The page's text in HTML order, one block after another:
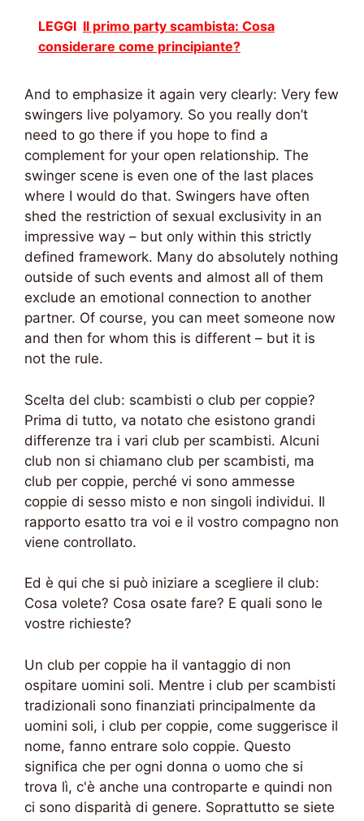
LEGGI Il primo party scambista: Cosa
considerare come principiante?
And to emphasize it again very clearly: Very few
swingers live polyamory. So you really don’t
need to go there if you hope to find a
complement for your open relationship. The
swinger scene is even one of the last places
where I would do that. Swingers have often
shed the restriction of sexual exclusivity in an
impressive way – but only within this strictly
defined framework. Many do absolutely nothing
outside of such events and almost all of them
exclude an emotional connection to another
partner. Of course, you can meet someone now
and then for whom this is different – but it is
not the rule.
Scelta del club: scambisti o club per coppie?
Prima di tutto, va notato che esistono grandi
differenze tra i vari club per scambisti. Alcuni
club non si chiamano club per scambisti, ma
club per coppie, perché vi sono ammesse
coppie di sesso misto e non singoli individui. Il
rapporto esatto tra voi e il vostro compagno non
viene controllato.
Ed è qui che si può iniziare a scegliere il club:
Cosa volete? Cosa osate fare? E quali sono le
vostre richieste?
Un club per coppie ha il vantaggio di non
ospitare uomini soli. Mentre i club per scambisti
tradizionali sono finanziati principalmente da
uomini soli, i club per coppie, come suggerisce il
nome, fanno entrare solo coppie. Questo
significa che per ogni donna o uomo che si
trova lì, c'è anche una controparte e quindi non
ci sono disparità di genere. Soprattutto se siete